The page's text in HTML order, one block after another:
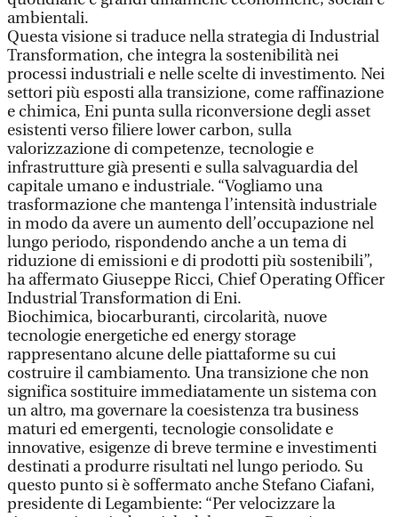
ambientali.
Questa visione si traduce nella strategia di Industrial
Transformation, che integra la sostenibilità nei
processi industriali e nelle scelte di investimento. Nei
settori più esposti alla transizione, come raffinazione
e chimica, Eni punta sulla riconversione degli asset
esistenti verso filiere lower carbon, sulla
valorizzazione di competenze, tecnologie e
infrastrutture già presenti e sulla salvaguardia del
capitale umano e industriale. “Vogliamo una
trasformazione che mantenga l’intensità industriale
in modo da avere un aumento dell’occupazione nel
lungo periodo, rispondendo anche a un tema di
riduzione di emissioni e di prodotti più sostenibili”,
ha affermato Giuseppe Ricci, Chief Operating Officer
Industrial Transformation di Eni.
Biochimica, biocarburanti, circolarità, nuove
tecnologie energetiche ed energy storage
rappresentano alcune delle piattaforme su cui
costruire il cambiamento. Una transizione che non
significa sostituire immediatamente un sistema con
un altro, ma governare la coesistenza tra business
maturi ed emergenti, tecnologie consolidate e
innovative, esigenze di breve termine e investimenti
destinati a produrre risultati nel lungo periodo. Su
questo punto si è soffermato anche Stefano Ciafani,
presidente di Legambiente: “Per velocizzare la